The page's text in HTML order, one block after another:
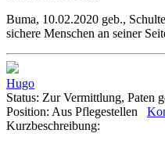
Buma, 10.02.2020 geb.,
sichere Menschen an seiner
Hugo
Status: Zur Vermittlung, Paten
Position: Aus Pflegestellen
Kurzbeschreibung: